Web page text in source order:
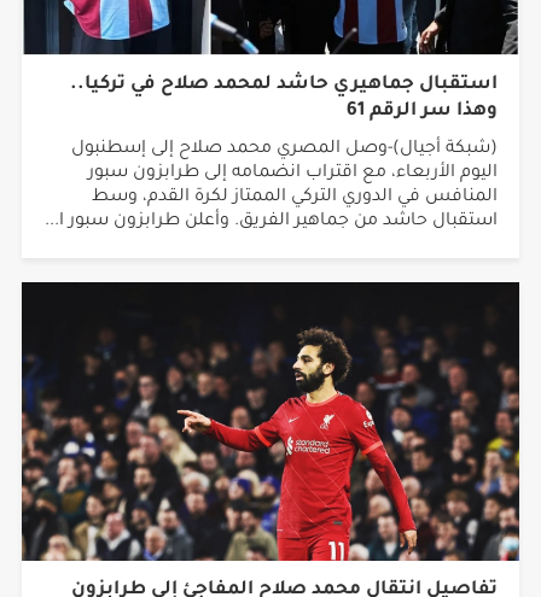
استقبال جماهيري حاشد لمحمد صلاح في تركيا..
وهذا سر الرقم 61
(شبكة أجيال)-وصل المصري محمد صلاح إلى إسطنبول
اليوم الأربعاء، مع اقتراب انضمامه إلى طرابزون سبور
المنافس في الدوري التركي الممتاز لكرة القدم، وسط
استقبال حاشد من جماهير الفريق. وأعلن طرابزون سبور ا...
تفاصيل انتقال محمد صلاح المفاجئ إلى طرابزون
التركي